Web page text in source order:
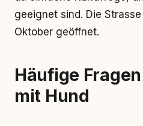
geeignet sind. Die
Oktober geöffnet.
Häufige
mit Hund